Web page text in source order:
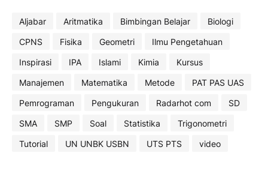
Aljabar Aritmatika Bimbingan Belajar
Biologi
CPNS
Fisika Geometri
Ilmu Pengetahuan
Inspirasi
IPA Islami Kimia
Kursus
Manajemen
Matematika Metode
PAT PAS UAS
Pemrograman
Pengukuran Radarhot com
SD
SMA
SMP Soal Statistika
Trigonometri
Tutorial
UN UNBK USBN UTS PTS video